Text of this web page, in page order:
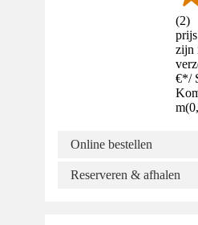
(2)
zijn
€*/
m(
Online bestellen
Reserveren & afhalen